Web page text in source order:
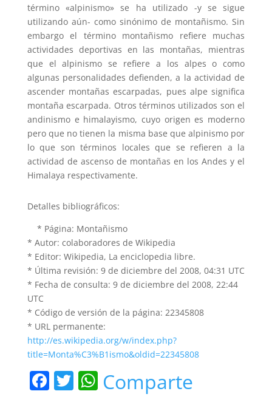
término «alpinismo» se ha utilizado -y se sigue
utilizando aún- como sinónimo de montañismo. Sin
embargo el término montañismo refiere muchas
actividades deportivas en las montañas, mientras
que el alpinismo se refiere a los alpes o como
algunas personalidades defienden, a la actividad de
ascender montañas escarpadas, pues alpe significa
montaña escarpada. Otros términos utilizados son el
andinismo e himalayismo, cuyo origen es moderno
pero que no tienen la misma base que alpinismo por
lo que son términos locales que se refieren a la
actividad de ascenso de montañas en los Andes y el
Himalaya respectivamente.
Detalles bibliográficos:
* Página: Montañismo
* Autor: colaboradores de Wikipedia
* Editor: Wikipedia, La enciclopedia libre.
* Última revisión: 9 de diciembre del 2008, 04:31 UTC
* Fecha de consulta: 9 de diciembre del 2008, 22:44
UTC
* Código de versión de la página: 22345808
* URL permanente:
http://es.wikipedia.org/w/index.php?
title=Monta%C3%B1ismo&oldid=22345808
F T W
Comparte